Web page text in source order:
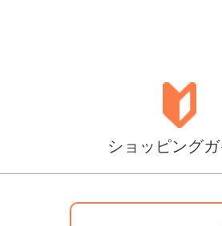
ショッピング